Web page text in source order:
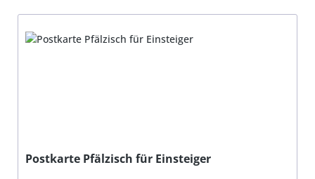
Postkarte Pfälzisch für Einsteiger